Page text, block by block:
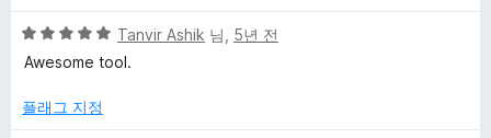
점
에
점
5
점
점
Tanvir Ashik 님, 5년 전
Awesome tool.
플래그 지정